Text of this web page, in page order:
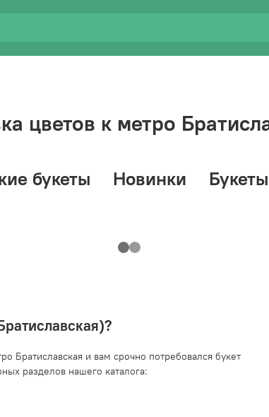
цветов к метро
букеты Новинки
Братиславская и вам срочно потребовался букет
разделов нашего каталога: